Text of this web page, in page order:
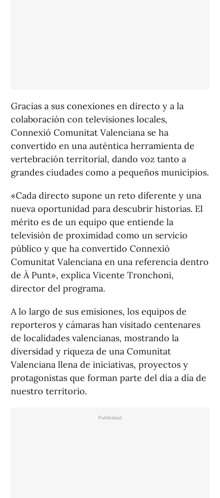
Gracias a sus conexiones en directo y a la
colaboración con televisiones locales,
Connexió Comunitat Valenciana se ha
convertido en una auténtica herramienta de
vertebración territorial, dando voz tanto a
grandes ciudades como a pequeños municipios.
«Cada directo supone un reto diferente y una
nueva oportunidad para descubrir historias. El
mérito es de un equipo que entiende la
televisión de proximidad como un servicio
público y que ha convertido Connexió
Comunitat Valenciana en una referencia dentro
de À Punt», explica Vicente Tronchoni,
director del programa.
A lo largo de sus emisiones, los equipos de
reporteros y cámaras han visitado centenares
de localidades valencianas, mostrando la
diversidad y riqueza de una Comunitat
Valenciana llena de iniciativas, proyectos y
protagonistas que forman parte del día a día de
nuestro territorio.